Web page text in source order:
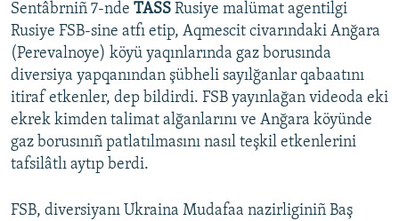
Sentâbrniñ 7-nde TASS Rusiye malümat agentilgi
Rusiye FSB-sine atfı etip, Aqmescit civarındaki Anğara
(Perevalnoye) köyü yaqınlarında gaz borusında
diversiya yapqanından şübheli sayılğanlar qabaatını
itiraf etkenler, dep bildirdi. FSB yayınlağan videoda eki
ekrek kimden talimat alğanlarını ve Anğara köyünde
gaz borusınıñ patlatılmasını nasıl teşkil etkenlerini
tafsilâtlı aytıp berdi.
FSB, diversiyanı Ukraina Mudafaa nazirliginiñ Baş